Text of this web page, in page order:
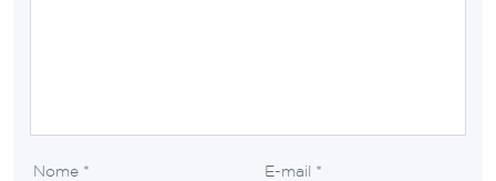
Nome * E-mail *